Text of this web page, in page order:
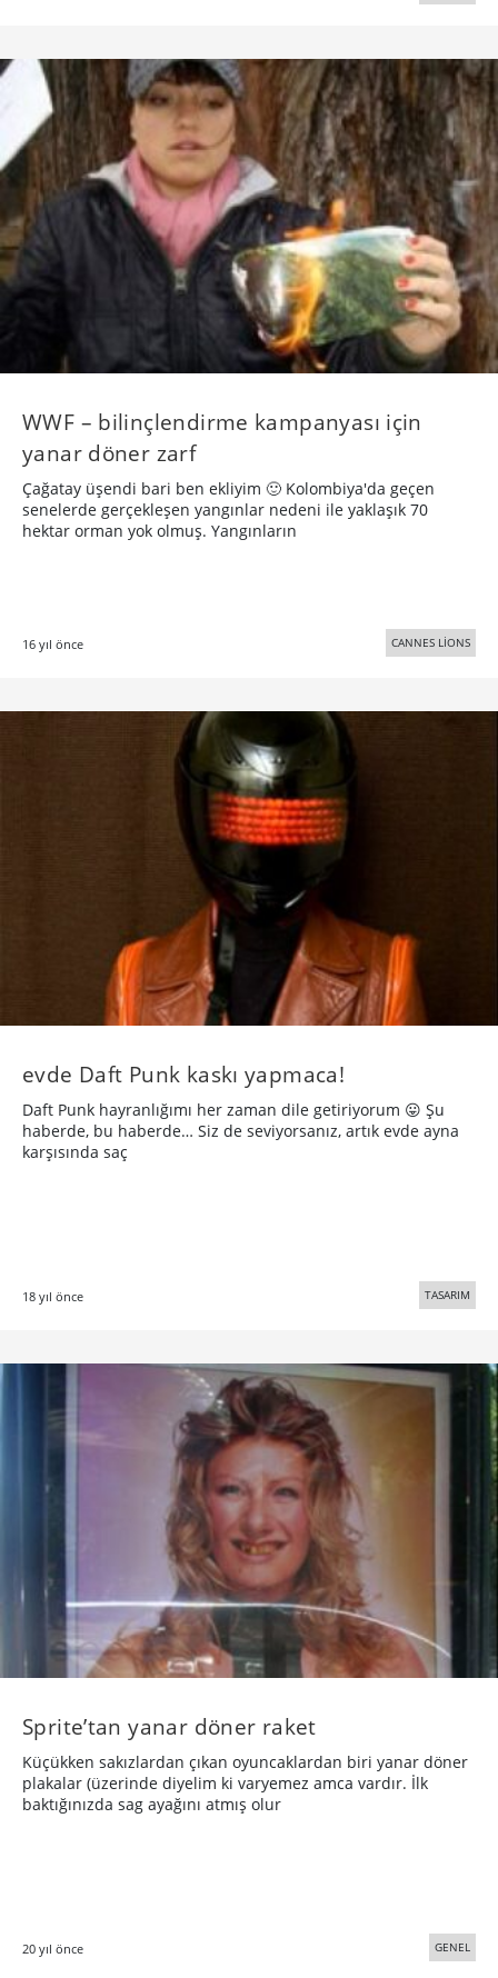
WWF – bilinçlendirme kampanyası için
yanar döner zarf
Çağatay üşendi bari ben ekliyim 🙂 Kolombiya'da geçen
senelerde gerçekleşen yangınlar nedeni ile yaklaşık 70
hektar orman yok olmuş. Yangınların
16 yıl önce CANNES LİONS
evde Daft Punk kaskı yapmaca!
Daft Punk hayranlığımı her zaman dile getiriyorum 😛 Şu
haberde, bu haberde… Siz de seviyorsanız, artık evde ayna
karşısında saç
18 yıl önce TASARIM
Sprite’tan yanar döner raket
Küçükken sakızlardan çıkan oyuncaklardan biri yanar döner
plakalar (üzerinde diyelim ki varyemez amca vardır. İlk
baktığınızda sag ayağını atmış olur
20 yıl önce GENEL